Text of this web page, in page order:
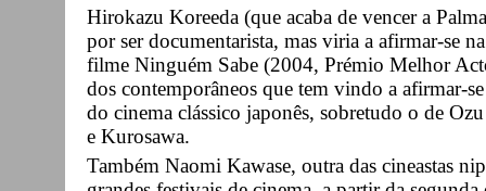
Hirokazu Koreeda (que acaba de vencer a
por ser documentarista, mas viria a afirmar-se
filme Ninguém Sabe (2004, Prémio Melhor
dos contemporâneos que tem vindo a afirmar-
do cinema clássico japonês, sobretudo o de
e Kurosawa.
Também Naomi Kawase, outra das cineastas